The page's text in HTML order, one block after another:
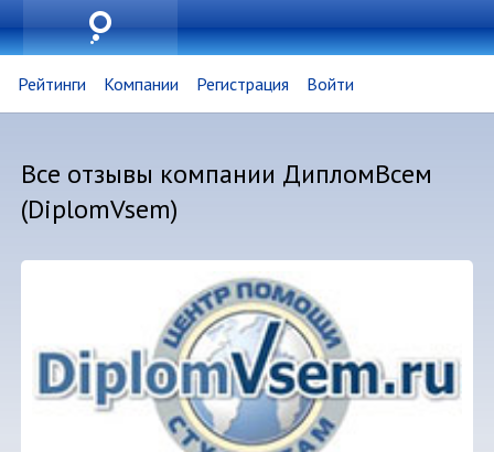
Рейтинги Компании Регистрация Войти
Все отзывы компании ДипломВсем
(DiplomVsem)